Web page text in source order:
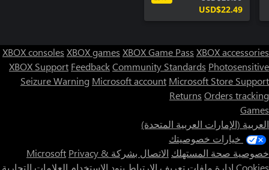
USD$22.49
XBOX consoles XBOX games XBOX Game Pass XBOX accessories
XBOX Support FeedbackCommunity Standards Photosensitive
Seizure Warning Microsoft account Microsoft Store Support
Returns Orders tracking
Games
العربية (الإمارات العربية المتحدة)
خيارات خصوصيتك
خصوصية صحة المستهلك الاتصال بشركة Microsoft Privacy &
Cookies إدارة ملفات تعريف الارتباط بنود الاستخدام العلامات التجارية